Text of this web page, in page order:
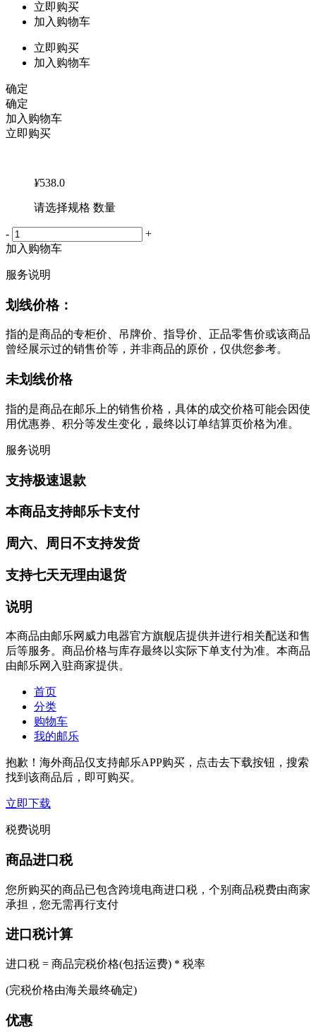
立即购买
加入购物车
立即购买
加入购物车
确定
确定
加入购物车
立即购买
¥538.0
请选择规格 数量
-
+
加入购物车
服务说明
划线价格：
指的是商品的专柜价、吊牌价、指导价、正品零售价或该商品
曾经展示过的销售价等，并非商品的原价，仅供您参考。
未划线价格
指的是商品在邮乐上的销售价格，具体的成交价格可能会因使
用优惠券、积分等发生变化，最终以订单结算页价格为准。
服务说明
支持极速退款
本商品支持邮乐卡支付
周六、周日不支持发货
支持七天无理由退货
说明
本商品由邮乐网威力电器官方旗舰店提供并进行相关配送和售
后等服务。商品价格与库存最终以实际下单支付为准。本商品
由邮乐网入驻商家提供。
首页
分类
购物车
我的邮乐
抱歉！海外商品仅支持邮乐APP购买，点击去下载按钮，搜索
找到该商品后，即可购买。
立即下载
税费说明
商品进口税
您所购买的商品已包含跨境电商进口税，个别商品税费由商家
承担，您无需再行支付
进口税计算
进口税 = 商品完税价格(包括运费) * 税率
(完税价格由海关最终确定)
优惠